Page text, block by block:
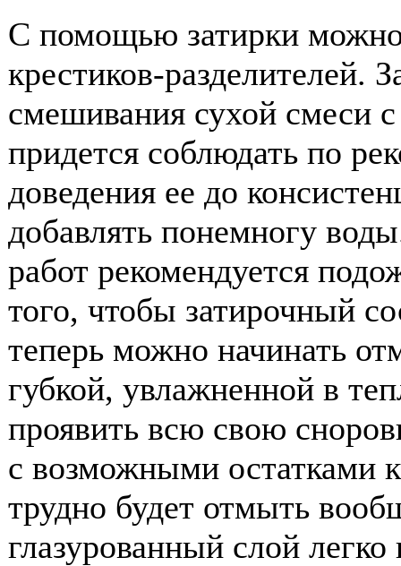
С помощью затирки
крестиков-разделителей.
смешивания сухой смеси
придется соблюдать по
доведения ее до
добавлять понемногу
работ рекомендуется
того, чтобы затирочный
теперь можно начинать
губкой, увлажненной в
проявить всю свою
с возможными остатками
трудно будет отмыть
глазурованный слой легко